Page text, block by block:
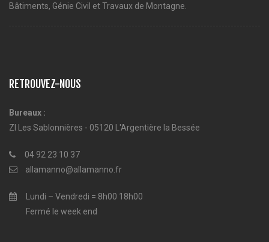
Bâtiments, Génie Civil et Travaux de Montagne.
RETROUVEZ-NOUS
Bureaux :
ZI Les Sablonnières - 05120 L'Argentière la Bessée
04 92 23 10 37
allamanno@allamanno.fr
Lundi – Vendredi = 8h00 18h00
Fermé le week end